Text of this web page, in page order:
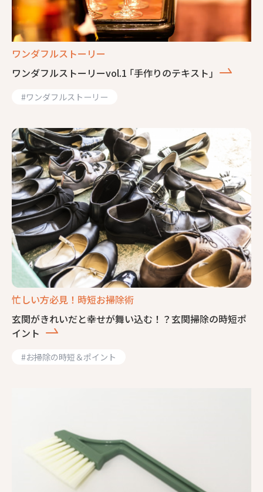
ワンダフルストーリー
ワンダフルストーリーvol.1 ｢手作りのテキスト｣
#ワンダフルストーリー
忙しい方必見！時短お掃除術
玄関がきれいだと幸せが舞い込む！？玄関掃除の時短ポ
イント
#お掃除の時短＆ポイント